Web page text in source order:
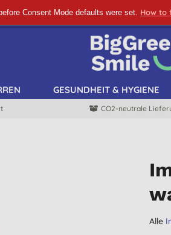
Consent Mode defaults were set. How to
ANMELDEN!
GESUNDHEIT & HYGIENE
CO2-neutrale
Alle